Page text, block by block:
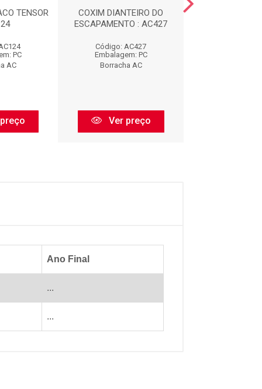
TENSOR
PC
AC
COXIM DIANTEIRO DO
ESCAPAMENTO : AC427
Código: AC427
Embalagem: PC
Borracha AC
Ver preço
Ano Final
...
...